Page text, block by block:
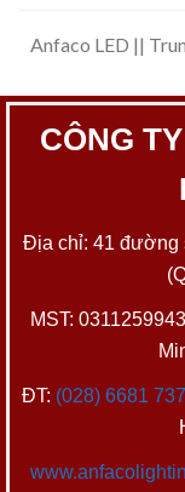
Anfaco LED ||
CÔNG
Địa chỉ: 41 đường
MST:
ĐT: (028) 6681